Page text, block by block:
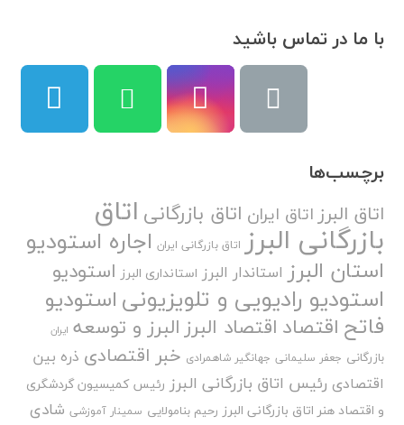
با ما در تماس باشید
برچسب‌ها
اتاق البرز اتاق ایران اتاق بازرگانی اتاق
بازرگانی البرز اتاق بازرگانی ایران اجاره استودیو
استان البرز استاندار البرز استانداری البرز استودیو
استودیو رادیویی و تلویزیونیاستودیو
فاتح اقتصاد اقتصاد البرزالبرز و توسعه ایران
بازرگانی جعفر سلیمانی جهانگیر شاهمرادی خبر اقتصادی ذره بین
اقتصادی رئیس اتاق بازرگانی البرز رئیس کمیسیون گردشگری
و اقتصاد هنر اتاق بازرگانی البرز رحیم بنامولایی سمینار آموزشی شادی